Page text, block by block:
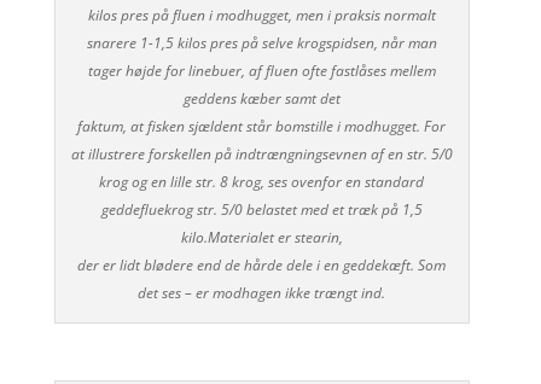
kilos pres på fluen i modhugget, men i praksis normalt
snarere 1-1,5 kilos pres på selve krogspidsen, når man
tager højde for linebuer, af fluen ofte fastlåses mellem
geddens kæber samt det
faktum, at fisken sjældent står bomstille i modhugget. For
at illustrere forskellen på indtrængningsevnen af en str. 5/0
krog og en lille str. 8 krog, ses ovenfor en standard
geddefluekrog str. 5/0 belastet med et træk på 1,5
kilo.Materialet er stearin,
der er lidt blødere end de hårde dele i en geddekæft. Som
det ses – er modhagen ikke trængt ind.